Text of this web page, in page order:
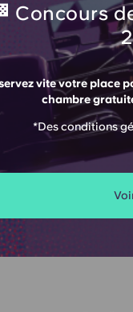
Concours
vite votre place
chambre
*Des conditions